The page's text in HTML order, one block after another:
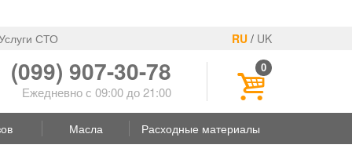
RU / UK
СТО
(099) 907-30-78
Ежедневно с 09:00 до 21:00
0
Масла Расходные материалы